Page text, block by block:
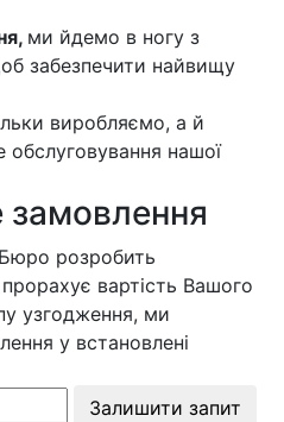
ми йдемо в ногу з
забезпечити найвищу
виробляємо, а й
обслуговування нашої
замовлення
розробить
вартість Вашого
узгодження, ми
у встановлені
Залишити запит